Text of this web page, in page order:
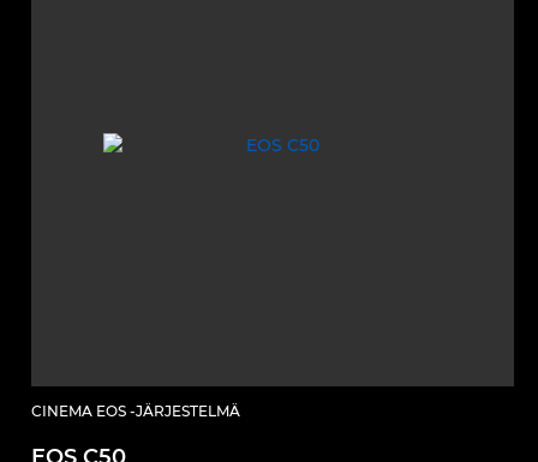
CINEMA EOS -JÄRJESTELMÄ